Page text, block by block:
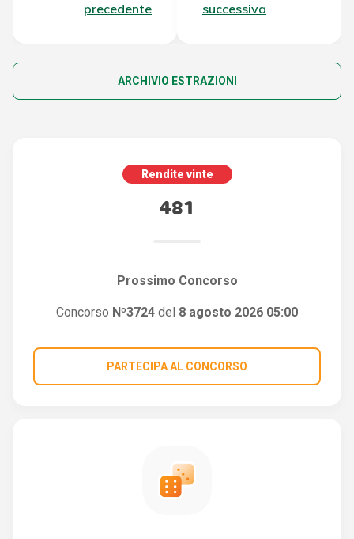
precedente
successiva
ARCHIVIO ESTRAZIONI
Rendite vinte
481
Prossimo Concorso
Concorso Nº3724 del 8 agosto 2026 05:00
PARTECIPA AL CONCORSO